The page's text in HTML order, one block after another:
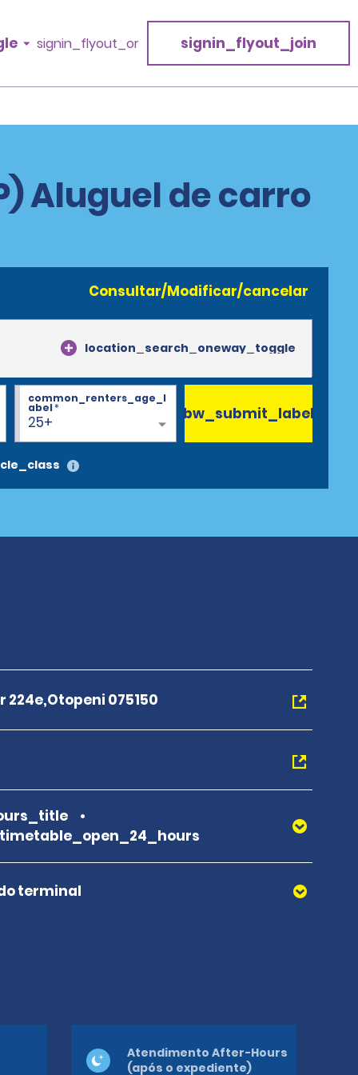
signin_flyout_or signin_flyout_join
Aluguel de carro
Consultar/Modificar/cancelar
location_search_oneway_toggle
25+
common_renters_age_l
abel* bw_submit_label
075150
terminal
Atendimento After-Hours
(após o expediente)